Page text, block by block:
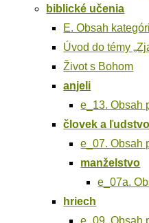
bib­lic­ké učenia
E. Obsah
Úvod do témy
Život s Bohom
anje­li
e_13. Obsah
člo­vek a ľudstvo
e_07. Obsah
man­žels­tvo
e_07a.
hriech
e_09. Obsah